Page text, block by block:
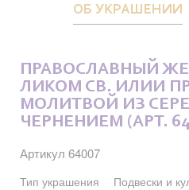
ОБ УКРАШЕНИИ
ПРАВОСЛАВНЫЙ
ЛИКОМ СВ. ИЛИИ
МОЛИТВОЙ ИЗ
ЧЕРНЕНИЕМ (АРТ.
Артикул 64007
Тип украшения
Подвески и